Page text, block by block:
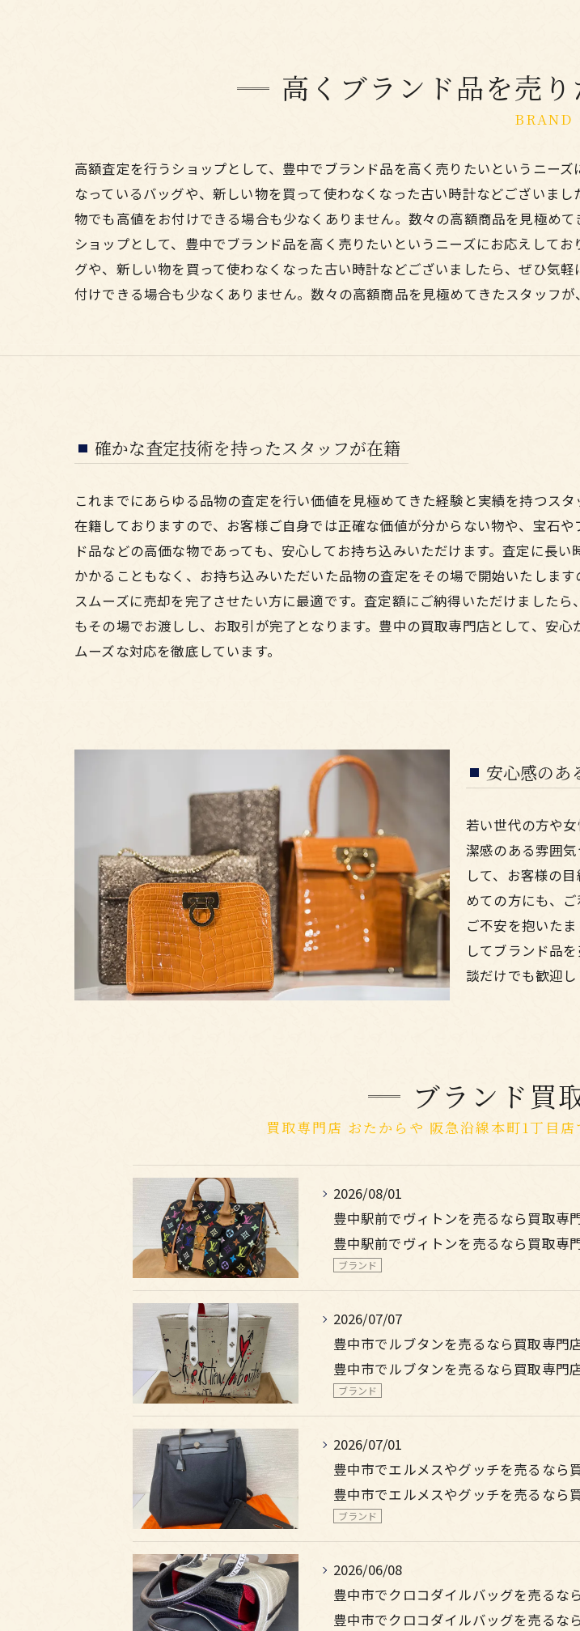
高くブランド品を売
BRAND
高額査定を行うショップとして、豊中でブランド品を高く売りたいというニー
なっているバッグや、新しい物を買って使わなくなった古い時計などございま
物でも高値をお付けできる場合も少なくありません。数々の高額商品を見極め
ショップとして、豊中でブランド品を高く売りたいというニーズにお応えして
グや、新しい物を買って使わなくなった古い時計などございましたら、ぜひ気
付けできる場合も少なくありません。数々の高額商品を見極めてきたスタッフが
確かな査定技術を持ったスタッフが在籍
これまでにあらゆる品物の査定を行い価値を見極めてきた経験と実績を持つスタ
在籍しておりますので、お客様ご自身では正確な価値が分からない物や、宝石や
ド品などの高価な物であっても、安心してお持ち込みいただけます。査定に長い
かかることもなく、お持ち込みいただいた品物の査定をその場で開始いたします
スムーズに売却を完了させたい方に最適です。査定額にご納得いただけましたら
もその場でお渡しし、お取引が完了となります。豊中の買取専門店として、安心
ムーズな対応を徹底しています。
安心感のあ
若い世代の方や
潔感のある雰囲
して、お客様の
めての方にも、
ご不安を抱いた
してブランド品
談だけでも歓迎し
ブランド買
買取専門店 おたからや 阪急沿線本町1丁目
2026/08/01
豊中駅前でヴィトンを売るなら買取専
豊中駅前でヴィトンを売るなら買取
ブランド
2026/07/07
豊中市でルブタンを売るなら買取専門
豊中市でルブタンを売るなら買取専
ブランド
2026/07/01
豊中市でエルメスやグッチを売るなら
豊中市でエルメスやグッチを売るな
ブランド
2026/06/08
豊中市でクロコダイルバッグを売るな
豊中市でクロコダイルバッグを売る